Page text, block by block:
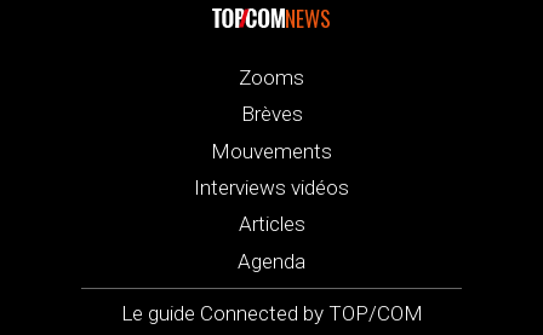
NEWS
Zooms
Brèves
Mouvements
Interviews vidéos
Articles
Agenda
Le guide Connected by TOP/COM